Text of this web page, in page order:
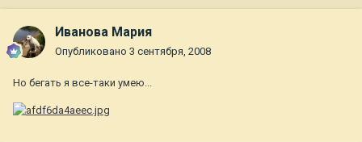
Иванова Мария
Опубликовано 3 сентября, 2008
Но бегать я все-таки умею...